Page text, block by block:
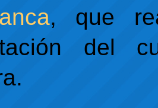
, que
del